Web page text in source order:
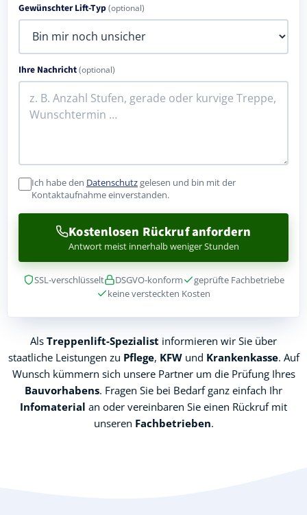
Gewünschter Lift-Typ(optional)
Ihre Nachricht(optional)
Ich habe den Datenschutzgelesen und bin mit der
Kontaktaufnahme einverstanden.
Kostenlosen Rückruf anfordern
Antwort meist innerhalb weniger Stunden
SSL-verschlüsselt DSGVO-konform
geprüfte Fachbetriebe
keine versteckten Kosten
Als Treppenlift-Spezialist informieren wir Sie über
staatliche Leistungen zu Pflege, KFWund Krankenkasse. Auf
Wunsch kümmern sich unsere Partner um die Prüfung Ihres
Bauvorhabens. Fragen Sie bei Bedarf ganz einfach Ihr
Infomaterial an oder vereinbaren Sie einen Rückruf mit
unseren Fachbetrieben.